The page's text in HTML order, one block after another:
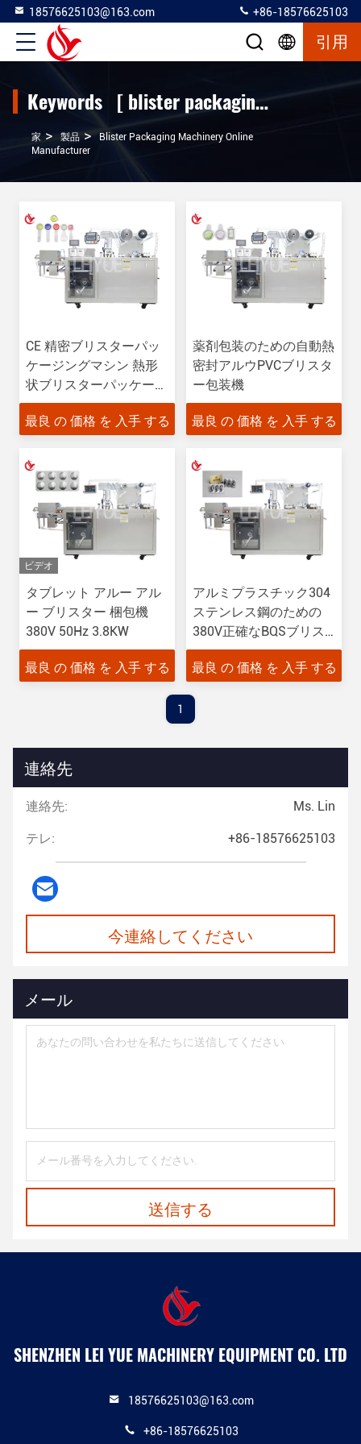
18576625103@163.com +86-18576625103
引用
Keywords [ blister packaging machinery ] Match 4 製品
家 > 製品 >
Blister Packaging Machinery Online
Manufacturer
CE 精密ブリスターパッ
ケージングマシン 熱形
状ブリスターパッケージ
ングマシン
最良 の 価格 を 入手 する
薬剤包装のための自動熱
密封アルウPVCブリスタ
ー包装機
最良 の 価格 を 入手 する
ビデオ
タブレット アルー アル
ー ブリスター 梱包機
380V 50Hz 3.8KW
最良 の 価格 を 入手 する
アルミプラスチック304
ステンレス鋼のための
380V正確なBQSブリス
ターマシン
最良 の 価格 を 入手 する
1
連絡先
連絡先: Ms. Lin
テレ: +86-18576625103
今連絡してください
メール
送信する
SHENZHEN LEI YUE MACHINERY EQUIPMENT CO. LTD
18576625103@163.com
+86-18576625103